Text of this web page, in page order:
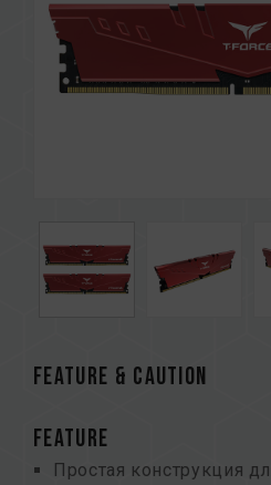
FEATURE & CAUTION
FEATURE
Простая конструкция